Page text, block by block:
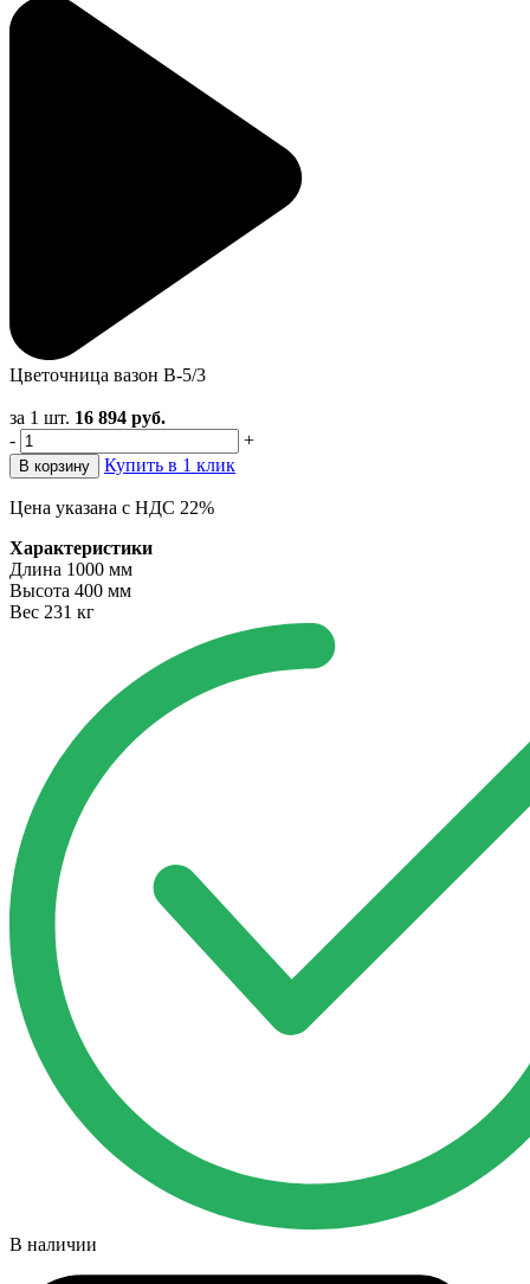
Цветочница вазон В-5/3
за 1 шт. 16 894 руб.
-
+
В корзину Купить в 1 клик
Цена указана с НДС 22%
Характеристики
Длина 1000 мм
Высота 400 мм
Вес 231 кг
В наличии